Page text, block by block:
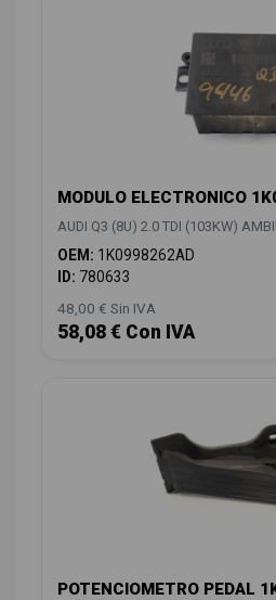
MODULO ELECTRONICO
AUDI Q3 (8U) 2.0 TDI (103KW)
OEM: 1K0998262AD
ID: 780633
48,00 € Sin IVA
58,08 € Con IVA
POTENCIOMETRO PEDAL